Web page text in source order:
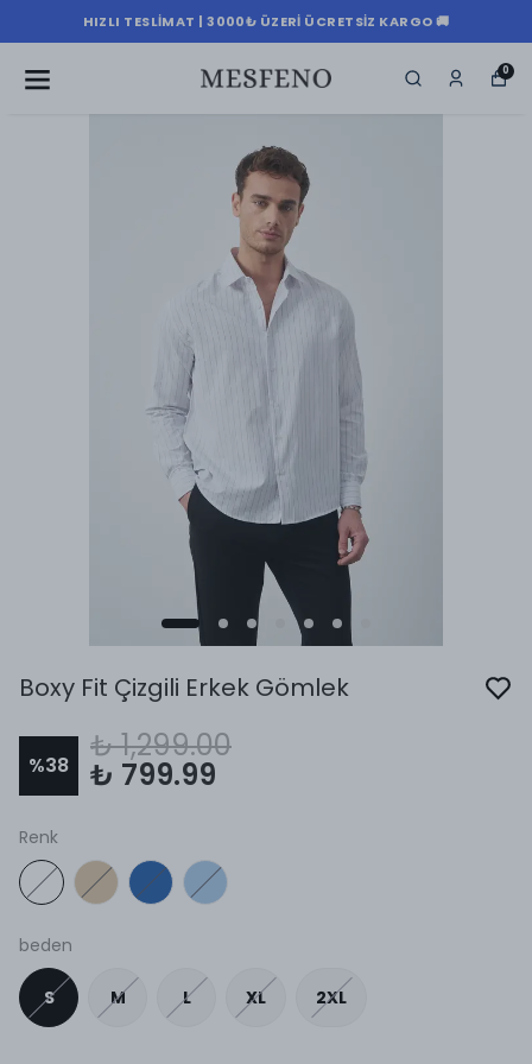
HIZLI TESLIMAT | 3000₺ ÜZERI ÜCRETSIZ KARGO 🚚
0
Boxy Fit Çizgili Erkek Gömlek
%38
₺ 1,299.00
₺ 799.99
Renk
beden
S M L XL 2XL